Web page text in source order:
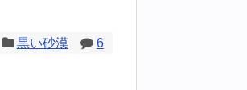
黒い砂漠 6